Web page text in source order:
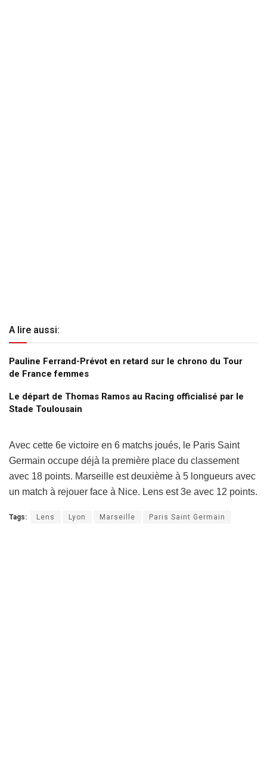
A lire aussi:
Pauline Ferrand-Prévot en retard sur le chrono du Tour
de France femmes
Le départ de Thomas Ramos au Racing officialisé par le
Stade Toulousain
Avec cette 6e victoire en 6 matchs joués, le Paris Saint
Germain occupe déjà la première place du classement
avec 18 points. Marseille est deuxième à 5 longueurs avec
un match à rejouer face à Nice. Lens est 3e avec 12 points.
Tags: Lens Lyon Marseille Paris Saint Germain